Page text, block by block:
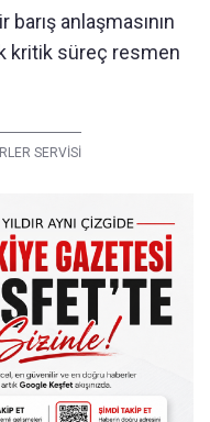
barış anlaşmasının
kritik süreç resmen
SERVİSİ